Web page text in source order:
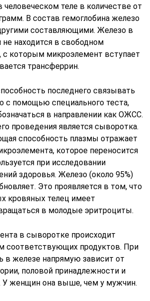
теле в количестве от
В состав гемоглобина железо
составляющими. Железо в
находится в свободном
с которым микроэлемент вступает
трансферрин.
последнего связывать
с помощью специального теста,
в направлении как ОЖСС.
проведения является сыворотка.
способность плазмы отражает
которое переносится
при исследовании
здоровья. Железо (около 95%)
Это проявляется в том, что
кровяных телец имеет
в молодые эритроциты.
в сыворотке происходит
соответствующих продуктов. При
в железе напрямую зависит от
половой принадлежности и
У женщин она выше, чем у мужчин.